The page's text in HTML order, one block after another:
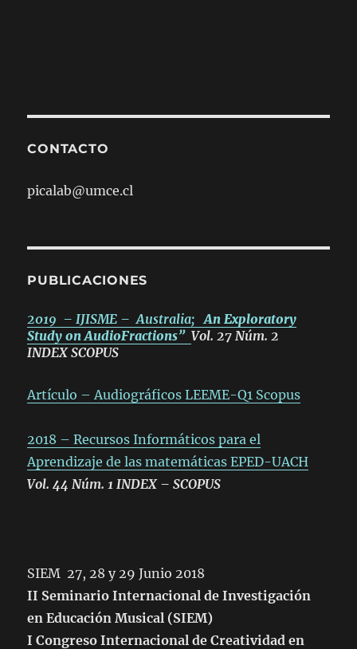
CONTACTO
picalab@umce.cl
PUBLICACIONES
2019 – IJISME – Australia;An Exploratory
Study on AudioFractions”Vol. 27 Núm. 2
INDEX SCOPUS
Artículo – Audiográficos LEEME-Q1 Scopus
2018 – Recursos Informáticos para el
Aprendizaje de las matemáticas EPED-UACH
Vol. 44 Núm. 1 INDEX – SCOPUS
SIEM 27, 28 y 29 Junio 2018
II Seminario Internacional de Investigación
en Educación Musical (SIEM)
I Congreso Internacional de Creatividad en